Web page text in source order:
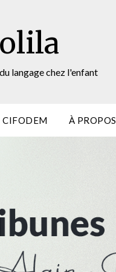
langage chez l'enfant
CIFODEM À PROPOS